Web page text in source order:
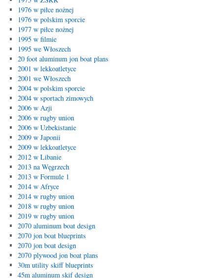
1976 w piłce nożnej
1976 w polskim sporcie
1977 w piłce nożnej
1995 w filmie
1995 we Włoszech
20 foot aluminum jon boat plans
2001 w lekkoatletyce
2001 we Włoszech
2004 w polskim sporcie
2004 w sportach zimowych
2006 w Azji
2006 w rugby union
2006 w Uzbekistanie
2009 w Japonii
2009 w lekkoatletyce
2012 w Libanie
2013 na Węgrzech
2013 w Formule 1
2014 w Afryce
2014 w rugby union
2018 w rugby union
2019 w rugby union
2070 aluminum boat design
2070 jon boat blueprints
2070 jon boat design
2070 plywood jon boat plans
30m utility skiff blueprints
45m aluminum skif design